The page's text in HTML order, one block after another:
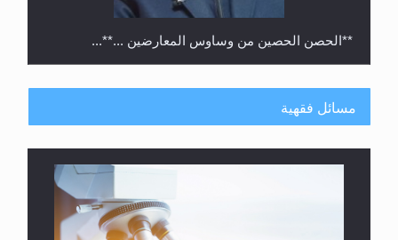
**الحصن الحصين من وساوس المعارضين ...**...
مسائل فقهية